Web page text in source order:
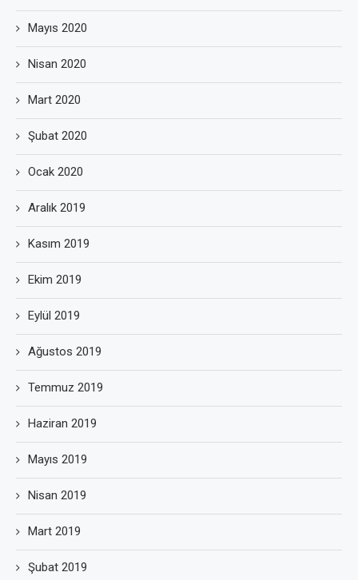
Mayıs 2020
Nisan 2020
Mart 2020
Şubat 2020
Ocak 2020
Aralık 2019
Kasım 2019
Ekim 2019
Eylül 2019
Ağustos 2019
Temmuz 2019
Haziran 2019
Mayıs 2019
Nisan 2019
Mart 2019
Şubat 2019